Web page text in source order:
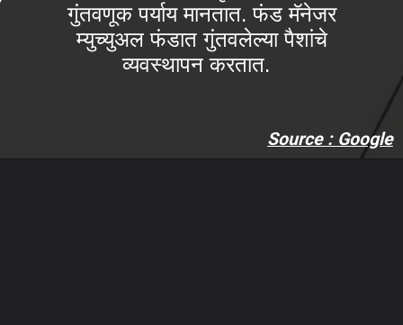
Source : Google
गुंतवणूक पर्याय मानतात. फंड मॅनेजर
म्युच्युअल फंडात गुंतवलेल्या पैशांचे
व्यवस्थापन करतात.